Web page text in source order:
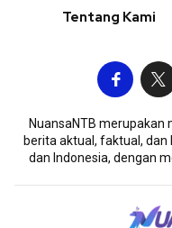
Tentang Kami
NuansaNTB merupakan
berita aktual, faktual,
dan Indonesia, dengan